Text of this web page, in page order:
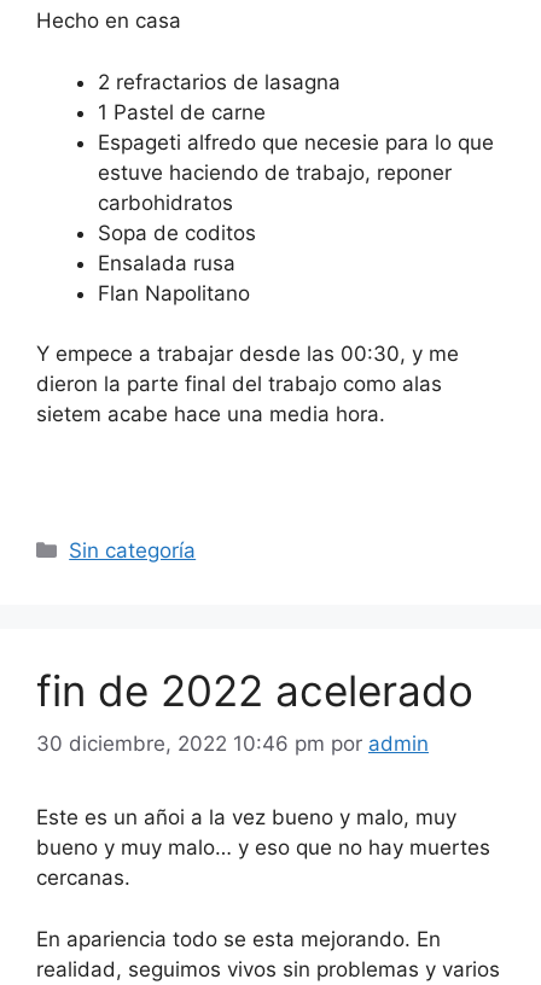
Hecho en casa
2 refractarios de lasagna
1 Pastel de carne
Espageti alfredo que necesie para lo que
estuve haciendo de trabajo, reponer
carbohidratos
Sopa de coditos
Ensalada rusa
Flan Napolitano
Y empece a trabajar desde las 00:30, y me
dieron la parte final del trabajo como alas
sietem acabe hace una media hora.
Categorías
Sin categoría
fin de 2022 acelerado
30 diciembre, 2022 10:46 pm por admin
Este es un añoi a la vez bueno y malo, muy
bueno y muy malo… y eso que no hay muertes
cercanas.
En apariencia todo se esta mejorando. En
realidad, seguimos vivos sin problemas y varios